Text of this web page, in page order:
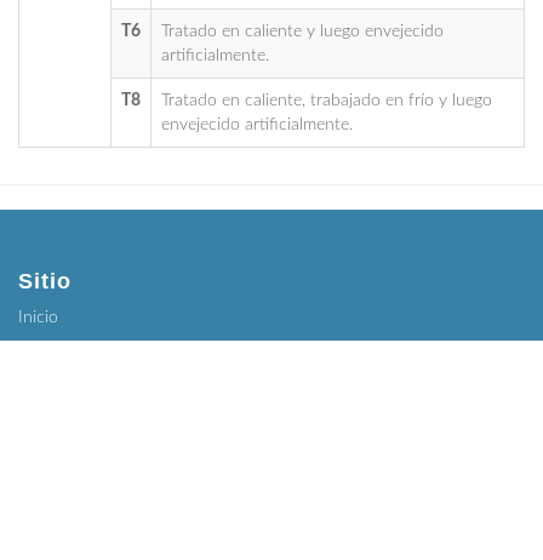
T6
Tratado en caliente y luego envejecido
artificialmente.
T8
Tratado en caliente, trabajado en frío y luego
envejecido artificialmente.
Sitio
Inicio